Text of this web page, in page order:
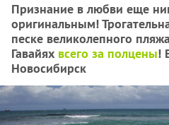
Признание в любви еще
оригинальным!
песке великолепного
Гавайях всего за полцены!
Новосибирск